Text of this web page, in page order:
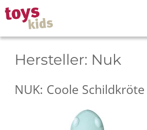
Zum
Inhalt
springen
Hersteller: Nuk
NUK: Coole Schildkröte